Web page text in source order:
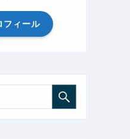
フィール